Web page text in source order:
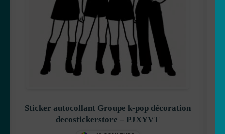
Sticker autocollant Groupe k-pop décoration
decostickerstore – PJXYVT